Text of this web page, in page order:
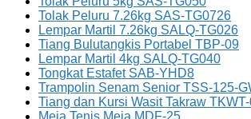
Tolak Peluru 7.26kg SAS-TG0726
Lempar Martil 7.26kg SALQ-TG026
Tiang Bulutangkis Portabel TBP-09
Lempar Martil 4kg SALQ-TG040
Tongkat Estafet SAB-YHD8
Trampolin Senam Senior TSS-125-
Tiang dan Kursi Wasit Takraw
Meja Tenis Meja MDF-25